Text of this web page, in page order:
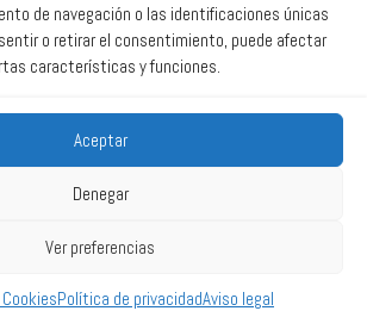
de navegación o las identificaciones únicas
o retirar el consentimiento, puede afectar
características y funciones.
Aceptar
Denegar
Ver preferencias
Política de privacidadAviso legal
Reserved CETM -Powered by La web lúcida